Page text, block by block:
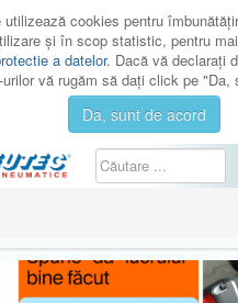
cookies pentru
şi în scop statistic, pentru
a datelor. Dacă vă declaraţi
vă rugăm să daţi click pe "Da,
Da, sunt de acord